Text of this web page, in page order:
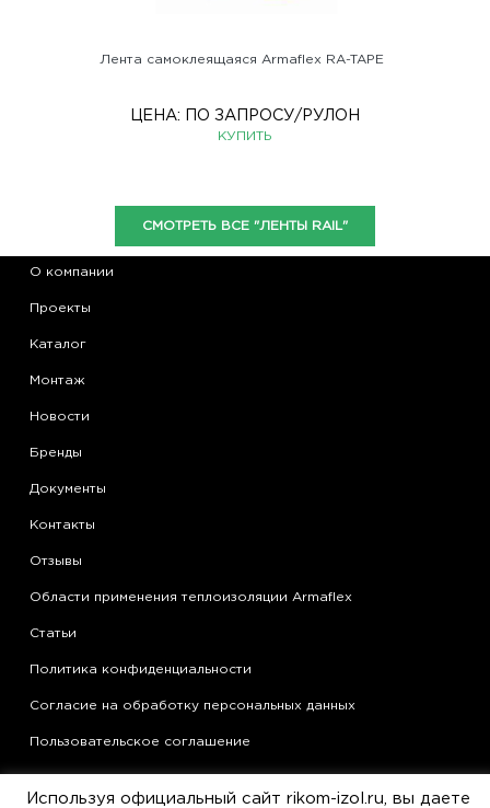
Лента самоклеящаяся Armaflex RA-TAPE
ЦЕНА: ПО ЗАПРОСУ/РУЛОН
КУПИТЬ
СМОТРЕТЬ ВСЕ "ЛЕНТЫ RAIL"
О компании
Проекты
Каталог
Монтаж
Новости
Бренды
Документы
Контакты
Отзывы
Области применения теплоизоляции Armaflex
Статьи
Политика конфиденциальности
Согласие на обработку персональных данных
Пользовательское соглашение
Используя официальный сайт rikom-izol.ru, вы даете